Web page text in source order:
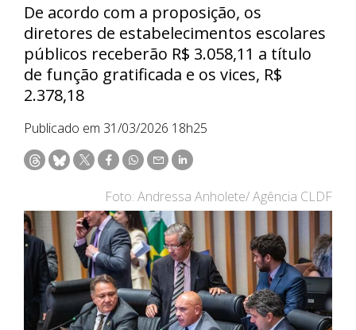
De acordo com a proposição, os
diretores de estabelecimentos escolares
públicos receberão R$ 3.058,11 a título
de função gratificada e os vices, R$
2.378,18
Publicado em 31/03/2026 18h25
Foto: Andressa Anholete/ Agência CLDF